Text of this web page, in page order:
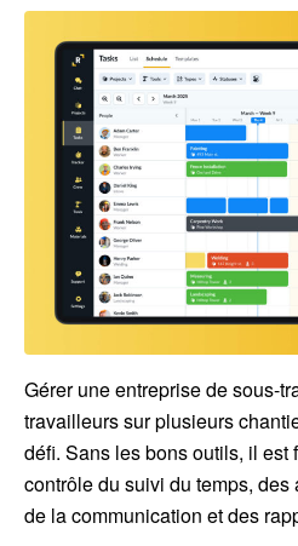
Gérer une entreprise de sous-
travailleurs sur plusieurs
défi. Sans les bons outils, il est
contrôle du suivi du temps,
de la communication et des